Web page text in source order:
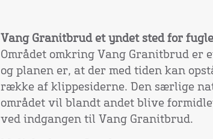
Vang Granitbrud et yndet sted for fugle
Området omkring Vang Granitbrud er
og planen er, at der med tiden kan
række af klippesiderne. Den særlige
området vil blandt andet blive
ved indgangen til Vang Granitbrud.